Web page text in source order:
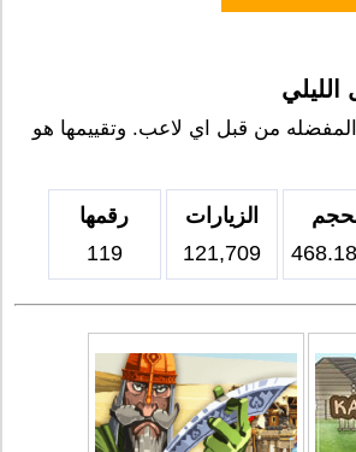
الليلي
من قبل اي لاعب. وتقييمها هو
الزيارات
121,709
رقمها
119